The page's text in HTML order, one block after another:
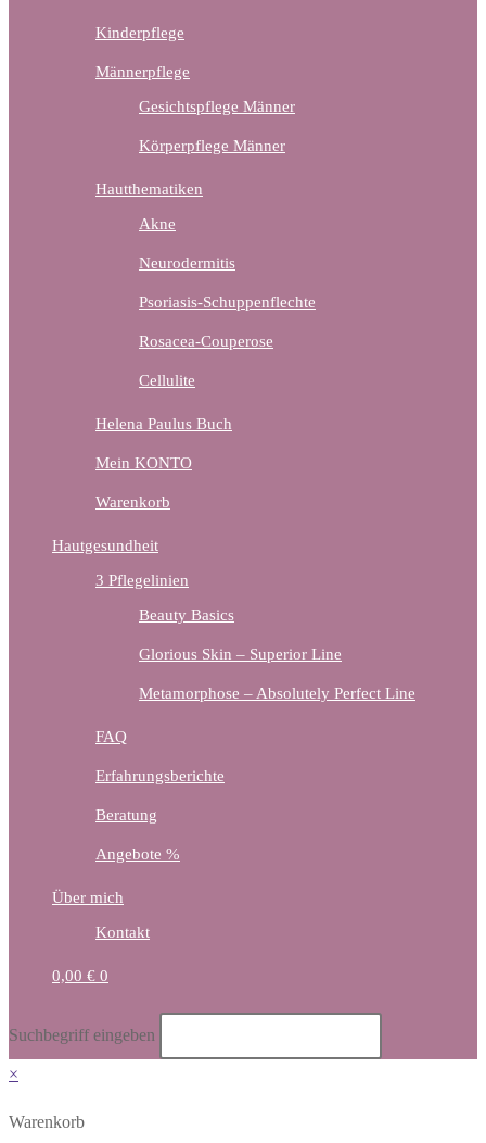
Kinderpflege
Männerpflege
Gesichtspflege Männer
Körperpflege Männer
Hautthematiken
Akne
Neurodermitis
Psoriasis-Schuppenflechte
Rosacea-Couperose
Cellulite
Helena Paulus Buch
Mein KONTO
Warenkorb
Hautgesundheit
3 Pflegelinien
Beauty Basics
Glorious Skin – Superior Line
Metamorphose – Absolutely Perfect Line
FAQ
Erfahrungsberichte
Beratung
Angebote %
Über mich
Kontakt
0,00 € 0
Diese
Website
durchsuchen
Suchbegriff eingeben
×
Warenkorb